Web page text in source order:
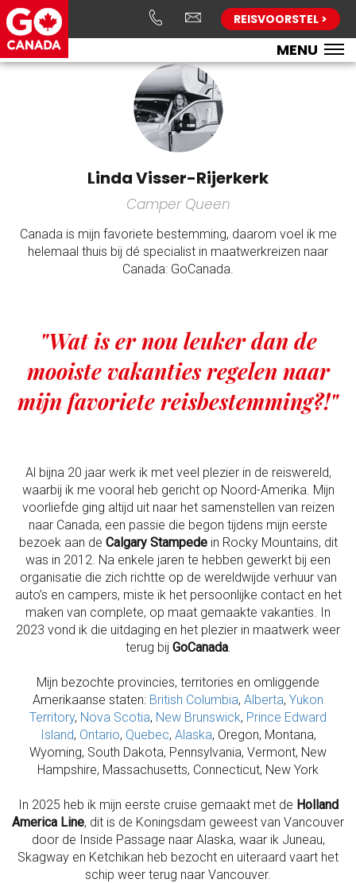
REISVOORSTEL >
MENU
Linda Visser-Rijerkerk
Camper Queen
Canada is mijn favoriete bestemming, daarom voel ik me
helemaal thuis bij dé specialist in maatwerkreizen naar
Canada: GoCanada.
"Wat is er nou leuker dan de
mooiste vakanties regelen naar
mijn favoriete reisbestemming?!"
Al bijna 20 jaar werk ik met veel plezier in de reiswereld,
waarbij ik me vooral heb gericht op Noord-Amerika. Mijn
voorliefde ging altijd uit naar het samenstellen van reizen
naar Canada, een passie die begon tijdens mijn eerste
bezoek aan de Calgary Stampedein Rocky Mountains, dit
was in 2012. Na enkele jaren te hebben gewerkt bij een
organisatie die zich richtte op de wereldwijde verhuur van
auto’s en campers, miste ik het persoonlijke contact en het
maken van complete, op maat gemaakte vakanties. In
2023 vond ik die uitdaging en het plezier in maatwerk weer
terug bij GoCanada.
Mijn bezochte provincies, territories en omliggende
Amerikaanse staten: British Columbia, Alberta, Yukon
Territory, Nova Scotia, New Brunswick, Prince Edward
Island, Ontario, Quebec, Alaska, Oregon, Montana,
Wyoming, South Dakota, Pennsylvania, Vermont, New
Hampshire, Massachusetts, Connecticut, New York
In 2025 heb ik mijn eerste cruise gemaakt met de Holland
America Line, dit is de Koningsdam geweest van Vancouver
door de Inside Passage naar Alaska, waar ik Juneau,
Skagway en Ketchikan heb bezocht en uiteraard vaart het
schip weer terug naar Vancouver.